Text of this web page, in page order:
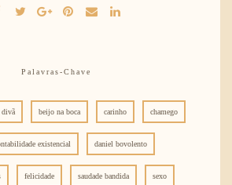
Palavras-Chave
divã beijo na boca carinho chamego
existencial daniel bovolento
felicidade saudade bandida sexo